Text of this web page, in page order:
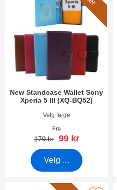
New Standcase Wallet Sony
Xperia 5 III (XQ-BQ52)
Varenummer 41364
Velg farge
Fra
gammel pris
179 kr ny pris
99 kr
Velg ...